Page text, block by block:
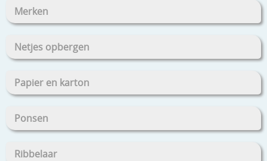
Merken
Netjes opbergen
Papier en karton
Ponsen
Ribbelaar